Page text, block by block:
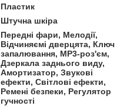
Пластик
Штучна шкіра
Передні фари, Мелодії,
Відчиняємі дверцята, Ключ
запалювання, MP3-роз'єм,
Дзеркала заднього виду,
Амортизатор, Звукові
ефекти, Світлові ефекти,
Ремені безпеки, Регулятор
гучності